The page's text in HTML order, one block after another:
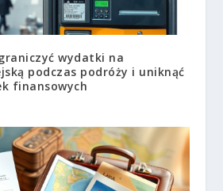
wydatki na
podczas podróży i uniknąć
finansowych